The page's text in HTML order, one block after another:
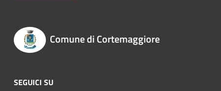
Comune di Cortemaggiore
SEGUICI SU